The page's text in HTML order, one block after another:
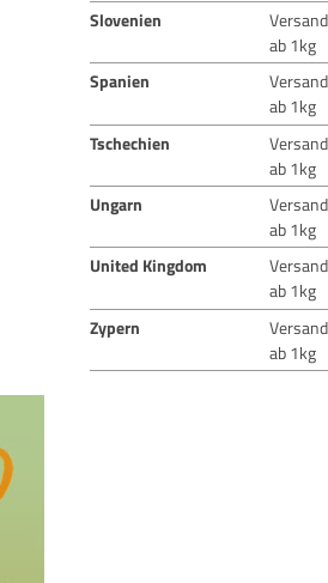
Slovenien
ab 1kg
Spanien
ab 1kg
Tschechien
ab 1kg
Ungarn
ab 1kg
United Kingdom
ab 1kg
Zypern
ab 1kg